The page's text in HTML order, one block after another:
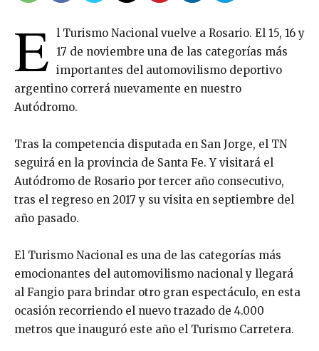
E l Turismo Nacional vuelve a Rosario. El 15, 16 y
17 de noviembre una de las categorías más
importantes del automovilismo deportivo
argentino correrá nuevamente en nuestro
Autódromo.
Tras la competencia disputada en San Jorge, el TN
seguirá en la provincia de Santa Fe. Y visitará el
Autódromo de Rosario por tercer año consecutivo,
tras el regreso en 2017 y su visita en septiembre del
año pasado.
El Turismo Nacional es una de las categorías más
emocionantes del automovilismo nacional y llegará
al Fangio para brindar otro gran espectáculo, en esta
ocasión recorriendo el nuevo trazado de 4.000
metros que inauguró este año el Turismo Carretera.